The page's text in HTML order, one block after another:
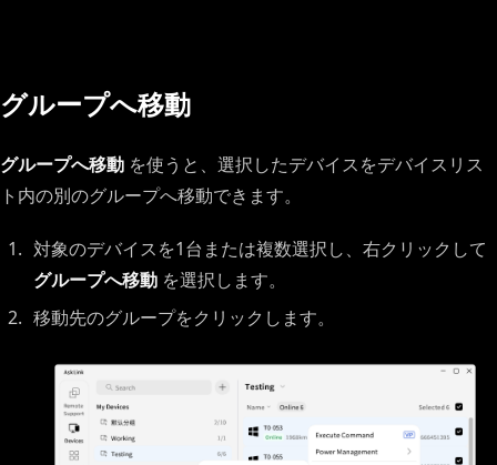
グループへ移動
グループへ移動 を使うと、選択したデバイスをデバイスリス
ト内の別のグループへ移動できます。
対象のデバイスを1台または複数選択し、右クリックして
グループへ移動 を選択します。
移動先のグループをクリックします。